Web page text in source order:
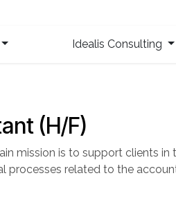
Idealis Consulting
(H/F)
mission is to support clients in
processes related to the